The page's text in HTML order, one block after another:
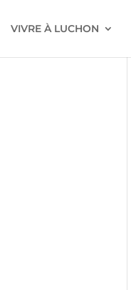
VIVRE À LUCHON